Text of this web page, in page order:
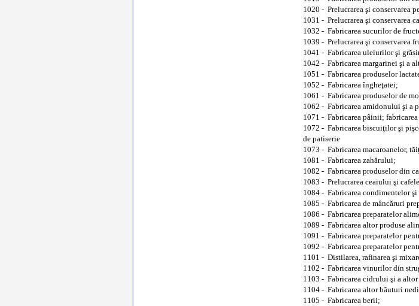
1020 - Prelucrarea şi conservarea
1031 - Prelucrarea şi conservarea
1032 - Fabricarea sucurilor de
1039 - Prelucrarea şi conservarea
1041 - Fabricarea uleiurilor şi
1042 - Fabricarea margarinei şi a
1051 - Fabricarea produselor
1052 - Fabricarea îngheţatei;
1061 - Fabricarea produselor de
1062 - Fabricarea amidonului şi a
1071 - Fabricarea pâinii;
1072 - Fabricarea biscuiţilor şi
de patiserie
1073 - Fabricarea macaroanelor,
1081 - Fabricarea zahărului;
1082 - Fabricarea produselor din
1083 - Prelucrarea ceaiului şi
1084 - Fabricarea condimentelor
1085 - Fabricarea de mâncăruri
1086 - Fabricarea preparatelor
1089 - Fabricarea altor produse
1091 - Fabricarea preparatelor
1092 - Fabricarea preparatelor
1101 - Distilarea, rafinarea şi
1102 - Fabricarea vinurilor din
1103 - Fabricarea cidrului şi a
1104 - Fabricarea altor băuturi
1105 - Fabricarea berii;